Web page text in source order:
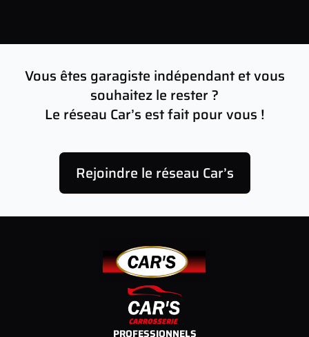
Vous êtes garagiste indépendant et vous
souhaitez le rester ?
Le réseau Car’s est fait pour vous !
Rejoindre le réseau Car’s
PROFESSIONNELS